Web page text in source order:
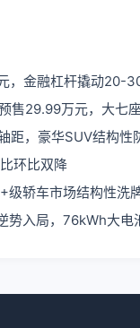
，金融杠杆撬动20-
售29.99万元，大七
距，豪华SUV结构性
环比双降
级轿车市场结构性洗
势入局，76kWh大电